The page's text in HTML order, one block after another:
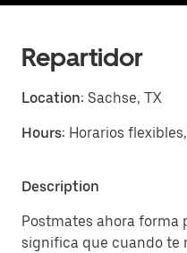
Repartidor
Location: Sachse, TX
Hours: Horarios
Description
Postmates ahora forma
significa que cuando te